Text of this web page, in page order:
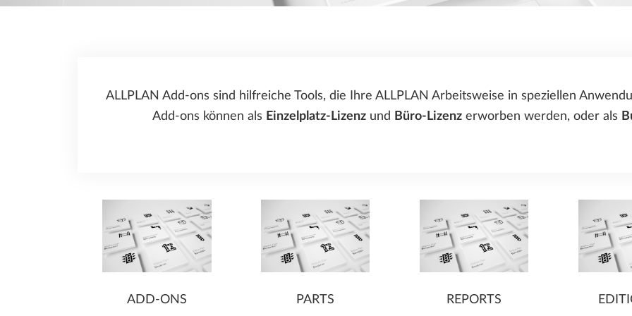
ALLPLAN Connect
Fertigteilbau
Add-Ons Übersicht
ALLPLAN Connect
ALLPLAN Connect
ALLPLAN Add-ons sind hilfreiche Tools, die Ihre ALLPLAN Arbeitsweise in speziellen
Add-ons können als Einzelplatz-Lizenzund Büro-Lizenzerworben werden, oder als
ADD-ONS PARTS REPORTS